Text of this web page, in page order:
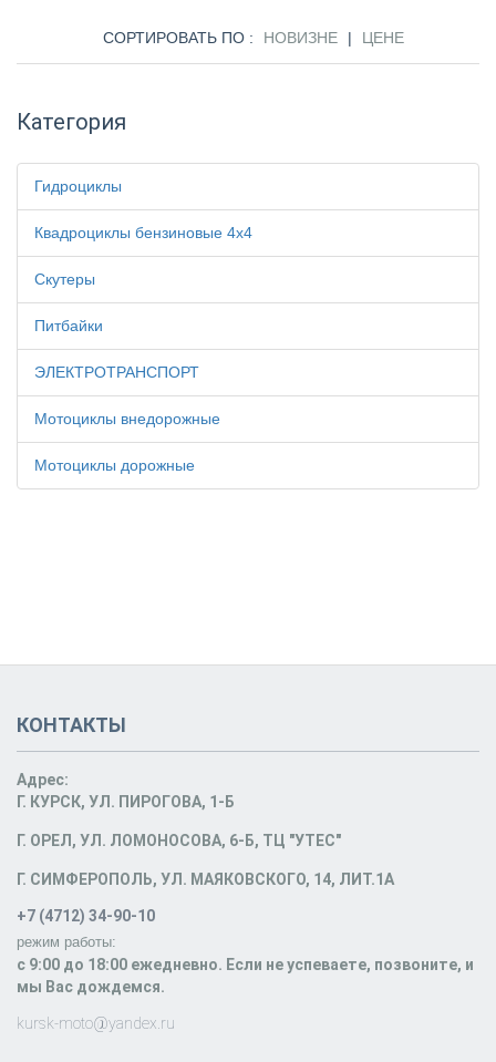
СОРТИРОВАТЬ ПО : НОВИЗНЕ | ЦЕНЕ
Категория
Гидроциклы
Квадроциклы бензиновые 4х4
Скутеры
Питбайки
ЭЛЕКТРОТРАНСПОРТ
Мотоциклы внедорожные
Мотоциклы дорожные
КОНТАКТЫ
Адрес:
Г. КУРСК, УЛ. ПИРОГОВА, 1-Б
Г. ОРЕЛ, УЛ. ЛОМОНОСОВА, 6-Б, ТЦ "УТЕС"
Г. СИМФЕРОПОЛЬ, УЛ. МАЯКОВСКОГО, 14, ЛИТ.1А
+7 (4712) 34-90-10
режим работы:
c 9:00 до 18:00 ежедневно. Если не успеваете, позвоните, и
мы Вас дождемся.
kursk-moto@yandex.ru